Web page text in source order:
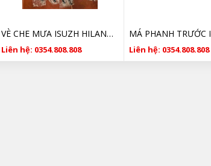
VÈ CHE MƯA ISUZH HILANDER GIÁ TỐT
Liên hệ: 0354.808.808 Liên hệ: 0354.808.808